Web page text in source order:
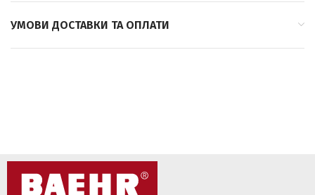
УМОВИ ДОСТАВКИ ТА ОПЛАТИ